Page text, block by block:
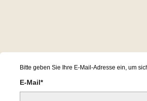
Bitte geben Sie Ihre E-Mail-Adresse ein, um
E-Mail*